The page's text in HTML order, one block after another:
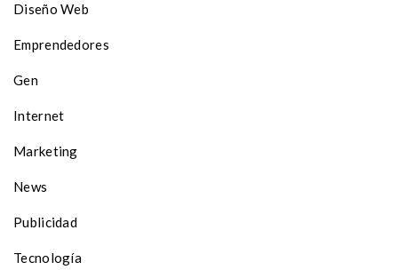
Diseño Web
Emprendedores
Gen
Internet
Marketing
News
Publicidad
Tecnología